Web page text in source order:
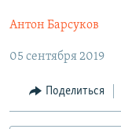
Вернутся
навигации
Вернутся
МНЕНИЯ
КУЛЬТУРА
IDEL.РЕАЛИИ
Антон Барсуков
05 сентября 2019
Поделиться